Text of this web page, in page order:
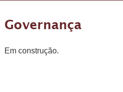
Governança
Em construção.